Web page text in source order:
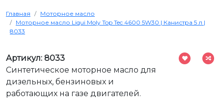
Главная
Моторное масло
Моторное масло Liqui Moly Top Tec 4600 5W30 | Канистра 5 л |
8033
Артикул: 8033
Синтетическое моторное масло для
дизельных, бензиновых и
работающих на газе двигателей.